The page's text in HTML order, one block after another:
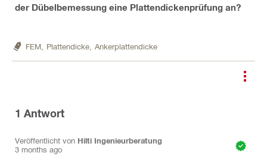
der Dübelbemessung eine Plattendickenprüfung an?
FEM, Plattendicke, Ankerplattendicke
1 Antwort
Veröffentlicht von Hilti Ingenieurberatung
3 months ago